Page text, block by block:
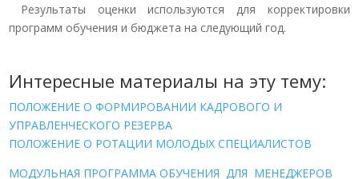
Результаты оценки используются для корректировки
программ обучения и бюджета на следующий год.
Интересные материалы на эту тему:
ПОЛОЖЕНИЕ О ФОРМИРОВАНИИ КАДРОВОГО И
УПРАВЛЕНЧЕСКОГО РЕЗЕРВА
ПОЛОЖЕНИЕ О РОТАЦИИ МОЛОДЫХ СПЕЦИАЛИСТОВ
МОДУЛЬНАЯ ПРОГРАММА ОБУЧЕНИЯ ДЛЯ МЕНЕДЖЕРОВ